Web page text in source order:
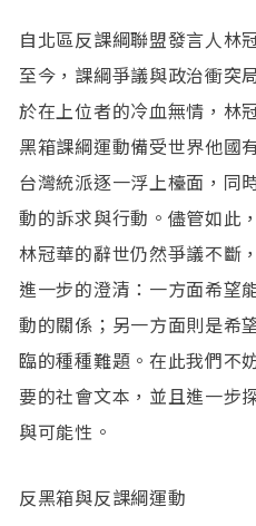
自北區反課綱聯盟發言人林
至今，課綱爭議與政治衝突
於在上位者的冷血無情，林
黑箱課綱運動備受世界他國
台灣統派逐一浮上檯面，同
動的訴求與行動。儘管如此
林冠華的辭世仍然爭議不斷
進一步的澄清：一方面希望
動的關係；另一方面則是希
臨的種種難題。在此我們不
要的社會文本，並且進一步
與可能性。
反黑箱與反課綱運動